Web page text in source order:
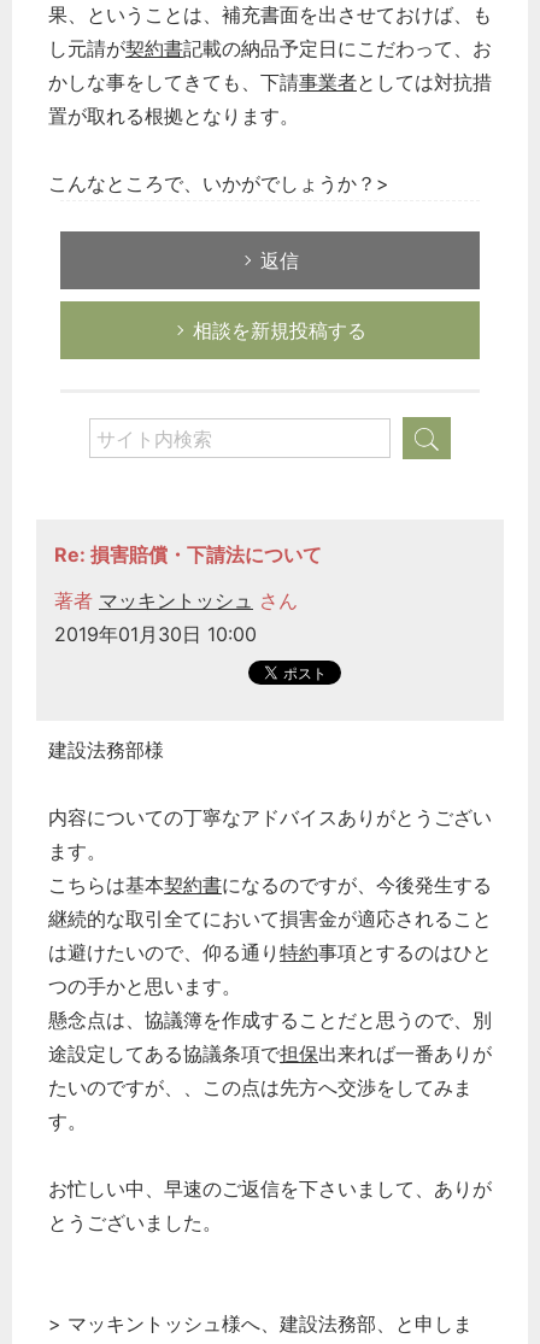
果、ということは、補充書面を出させておけば、も
し元請が契約書記載の納品予定日にこだわって、お
かしな事をしてきても、下請事業者としては対抗措
置が取れる根拠となります。
こんなところで、いかがでしょうか？>
返信
相談を新規投稿する
Re: 損害賠償・下請法について
著者 マッキントッシュ さん
2019年01月30日 10:00
建設法務部様
内容についての丁寧なアドバイスありがとうござい
ます。
こちらは基本契約書になるのですが、今後発生する
継続的な取引全てにおいて損害金が適応されること
は避けたいので、仰る通り 特約事項とするのはひと
つの手かと思います。
懸念点は、協議簿を作成することだと思うので、別
途設定してある協議条項で担保出来れば一番ありが
たいのですが、、この点は先方へ交渉をしてみま
す。
お忙しい中、早速のご返信を下さいまして、ありが
とうございました。
> マッキントッシュ様へ、建設法務部、と申しま